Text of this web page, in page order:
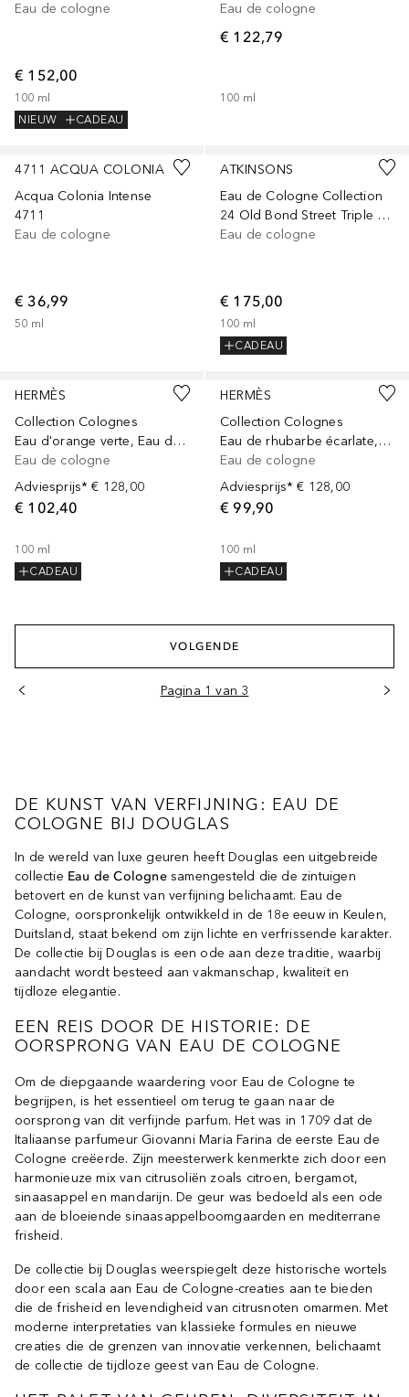
Eau de cologne
€ 152,00
100 ml
NIEUW
CADEAU
Eau de cologne
€ 122,79
100 ml
4711 ACQUA COLONIA
Acqua Colonia Intense
4711
Eau de cologne
€ 36,99
50 ml
ATKINSONS
Eau de Cologne Collection
24 Old Bond Street Triple Extract
Eau de cologne
€ 175,00
100 ml
CADEAU
HERMÈS
Collection Colognes
Eau d'orange verte, Eau de Cologne, 100 ml
Eau de cologne
Adviesprijs* € 128,00
€ 102,40
100 ml
CADEAU
HERMÈS
Collection Colognes
Eau de rhubarbe écarlate, Eau de Cologne, 100 ml
Eau de cologne
Adviesprijs* € 128,00
€ 99,90
100 ml
CADEAU
VOLGENDE
Pagina 1 van 3
DE KUNST VAN VERFIJNING: EAU DE
COLOGNE BIJ DOUGLAS
In de wereld van luxe geuren heeft Douglas een uitgebreide
collectie Eau de Colognesamengesteld die de zintuigen
betovert en de kunst van verfijning belichaamt. Eau de
Cologne, oorspronkelijk ontwikkeld in de 18e eeuw in Keulen,
Duitsland, staat bekend om zijn lichte en verfrissende karakter.
De collectie bij Douglas is een ode aan deze traditie, waarbij
aandacht wordt besteed aan vakmanschap, kwaliteit en
tijdloze elegantie.
EEN REIS DOOR DE HISTORIE: DE
OORSPRONG VAN EAU DE COLOGNE
Om de diepgaande waardering voor Eau de Cologne te
begrijpen, is het essentieel om terug te gaan naar de
oorsprong van dit verfijnde parfum. Het was in 1709 dat de
Italiaanse parfumeur Giovanni Maria Farina de eerste Eau de
Cologne creëerde. Zijn meesterwerk kenmerkte zich door een
harmonieuze mix van citrusoliën zoals citroen, bergamot,
sinaasappel en mandarijn. De geur was bedoeld als een ode
aan de bloeiende sinaasappelboomgaarden en mediterrane
frisheid.
De collectie bij Douglas weerspiegelt deze historische wortels
door een scala aan Eau de Cologne-creaties aan te bieden
die de frisheid en levendigheid van citrusnoten omarmen. Met
moderne interpretaties van klassieke formules en nieuwe
creaties die de grenzen van innovatie verkennen, belichaamt
de collectie de tijdloze geest van Eau de Cologne.